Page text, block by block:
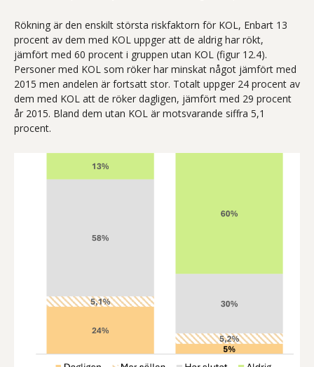
Rökning är den enskilt största riskfaktorn för KOL, Enbart 13
procent av dem med KOL uppger att de aldrig har rökt,
jämfört med 60 procent i gruppen utan KOL (figur 12.4).
Personer med KOL som röker har minskat något jämfört med
2015 men andelen är fortsatt stor. Totalt uppger 24 procent av
dem med KOL att de röker dagligen, jämfört med 29 procent
år 2015. Bland dem utan KOL är motsvarande siffra 5,1
procent.